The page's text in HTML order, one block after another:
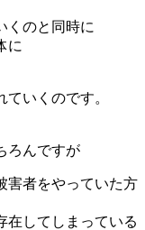
くのと同時に
に
いくのです。
ろんですが
害者をやっていた方
在してしまっている